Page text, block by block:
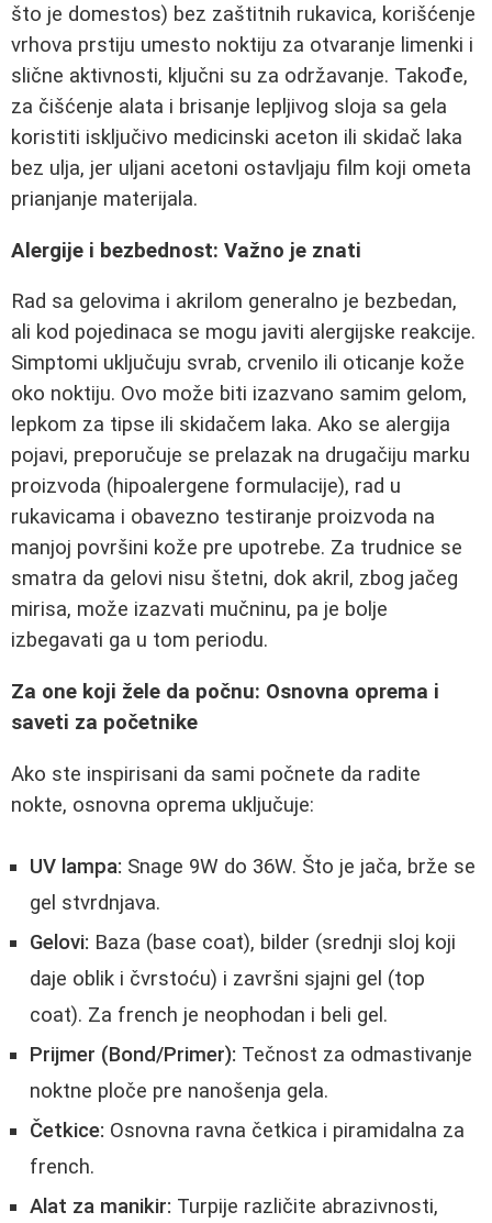
što je domestos) bez zaštitnih rukavica, korišćenje
vrhova prstiju umesto noktiju za otvaranje limenki i
slične aktivnosti, ključni su za održavanje. Takođe,
za čišćenje alata i brisanje lepljivog sloja sa gela
koristiti isključivo medicinski aceton ili skidač laka
bez ulja, jer uljani acetoni ostavljaju film koji ometa
prianjanje materijala.
Alergije i bezbednost: Važno je znati
Rad sa gelovima i akrilom generalno je bezbedan,
ali kod pojedinaca se mogu javiti alergijske reakcije.
Simptomi uključuju svrab, crvenilo ili oticanje kože
oko noktiju. Ovo može biti izazvano samim gelom,
lepkom za tipse ili skidačem laka. Ako se alergija
pojavi, preporučuje se prelazak na drugačiju marku
proizvoda (hipoalergene formulacije), rad u
rukavicama i obavezno testiranje proizvoda na
manjoj površini kože pre upotrebe. Za trudnice se
smatra da gelovi nisu štetni, dok akril, zbog jačeg
mirisa, može izazvati mučninu, pa je bolje
izbegavati ga u tom periodu.
Za one koji žele da počnu: Osnovna oprema i
saveti za početnike
Ako ste inspirisani da sami počnete da radite
nokte, osnovna oprema uključuje:
UV lampa: Snage 9W do 36W. Što je jača, brže se
gel stvrdnjava.
Gelovi: Baza (base coat), bilder (srednji sloj koji
daje oblik i čvrstoću) i završni sjajni gel (top
coat). Za french je neophodan i beli gel.
Prijmer (Bond/Primer): Tečnost za odmastivanje
noktne ploče pre nanošenja gela.
Četkice: Osnovna ravna četkica i piramidalna za
french.
Alat za manikir: Turpije različite abrazivnosti,